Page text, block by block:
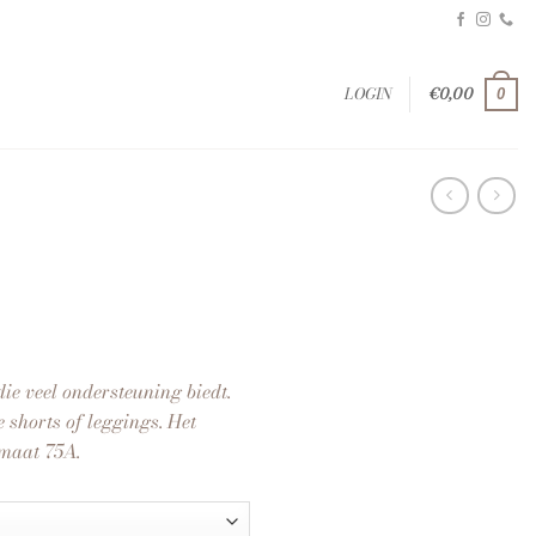
LOGIN €0,00 0
veel ondersteuning biedt.
shorts of leggings. Het
75A.